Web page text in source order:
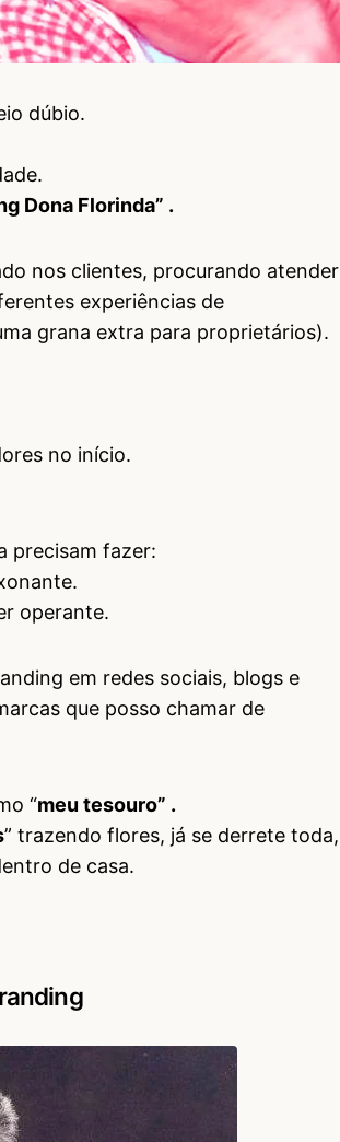
dúbio.
Dona Florinda” .
nos clientes, procurando atender
experiências de
grana extra para proprietários).
no início.
precisam fazer:
operante.
em redes sociais, blogs e
que posso chamar de
“meu tesouro” .
” trazendo flores, já se derrete toda,
de casa.